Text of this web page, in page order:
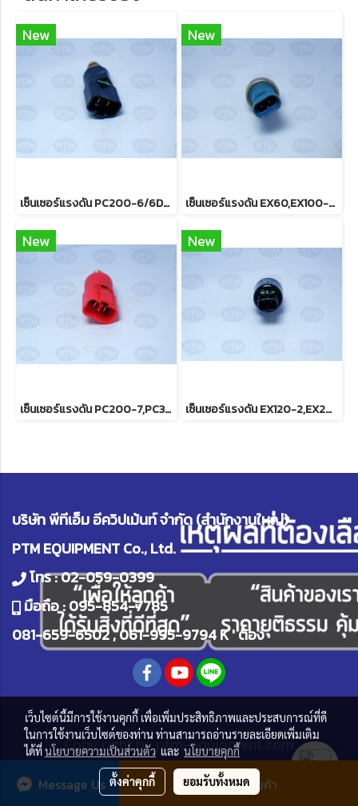
สั่งซื้อสินค้า
Message Us
New
เซ็นเซอร์แรงดัน PC200-6/6D95/A00002
New
เซ็นเซอร์แรงดัน EX60,EX100-5,120-5,EX200-5/A00022
New
เซ็นเซอร์แรงดัน PC200-7,PC300-7/A00001
New
เซ็นเซอร์แรงดัน EX120-2,EX200-2,3/A00008
บริษัท พีทีเอ็ม อีควิปเม้นท์ จำกัด (สำนักงานใหญ่)
PTM EQUIPMENT Co., Ltd.
โทร :02-059-0399
มือถือ :095-854-7785
081-659-6502,061-995-9794K ' ต้อง
Copy right byptm-equipment.com
ผู้เข้าชมวันนี้ 1
เว็บไซต์นี้มีการใช้งานคุกกี้ เพื่อเพิ่มประสิทธิภาพและประสบการณ์ที่ดี
ในการใช้งานเว็บไซต์ของท่าน ท่านสามารถอ่านรายละเอียดเพิ่มเติม
ได้ที่นโยบายความเป็นส่วนตัว และ นโยบายคุกกี้
ตั้งค่าคุกกี้ ยอมรับทั้งหมด